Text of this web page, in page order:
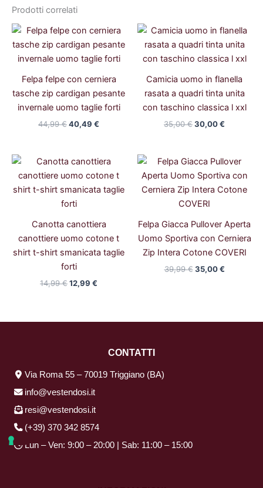
Prodotti correlati
Felpa felpe con cerniera
tasche zip cardigan pesante
invernale uomo taglie forti
44,99€
Il
originale
era:
40,49 €
Il
attuale
è:
Camicia uomo in flanella
rasata a quadri tinta unita
con taschino classica l xxl
35,00€
Il
originale
era:
30,00€
Il
attuale
è:
Canotta canottiera
canottiere uomo cotone t
shirt t-shirt smanicata taglie
forti
14,99€
Il
originale
era:
14,99 €.
12,99 €
Il
attuale
è:
Felpa Giacca Pullover Aperta
Uomo Sportiva con Cerniera
Zip Intera Cotone COVERI
39,99€
Il
originale
era:
39,99 €.
35,00€
Il
attuale
è:
CONTATTI
Via Roma 55 – 70019 Triggiano (BA)
info@vestendosi.it
resi@vestendosi.it
(+39) 370 342 8574
Lun – Ven: 9:00 – 20:00 | Sab: 11:00 – 15:00